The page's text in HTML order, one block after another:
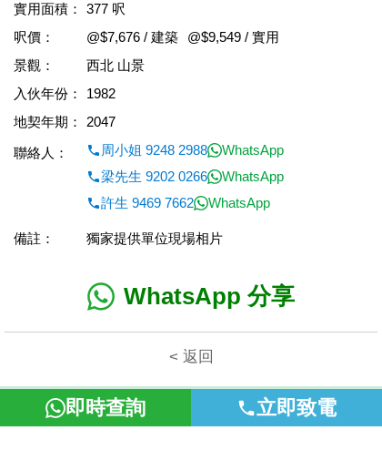
實用面積：
377 呎
呎價：
@$7,676 / 建築
@$9,549 / 實用
景觀：
西北 山景
入伙年份：
1982
地契年期：
2047
聯絡人：
周小姐 9248 2988
WhatsApp
梁先生 9202 0266
WhatsApp
許生 9469 7662
WhatsApp
備註： 獨家提供單位現場相片
WhatsApp 分享
< 返回
即時查詢 立即致電
本網頁所提供資料僅作參考用途。若因錯漏而引致任何不便或損